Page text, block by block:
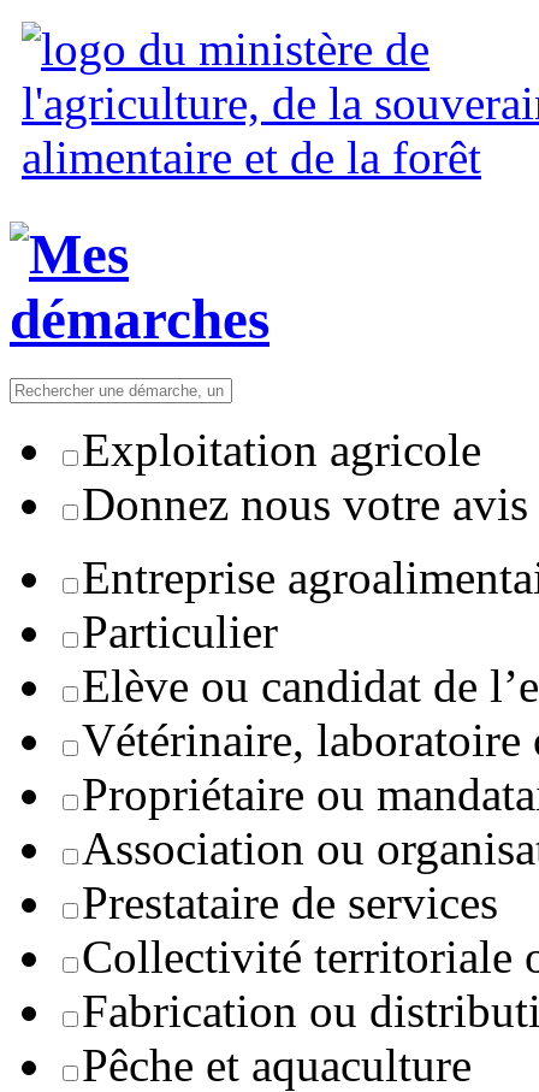
Exploitation agricole
Donnez nous votre avis
Entreprise
Particulier
Elève ou candidat de
Vétérinaire, laboratoire
Propriétaire ou
Association ou
Prestataire de services
Collectivité territoriale
Fabrication ou
Pêche et aquaculture